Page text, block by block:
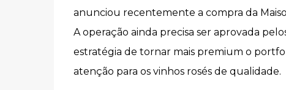
anunciou recentemente a compra da
A operação ainda precisa ser aprovada
estratégia de tornar mais premium o
atenção para os vinhos rosés de qualidade.